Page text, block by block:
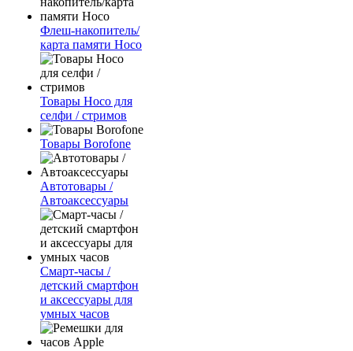
Флеш-накопитель/
карта памяти Hoco
Товары Hoco для
селфи / стримов
Товары Borofone
Автотовары /
Автоаксессуары
Смарт-часы /
детский смартфон
и аксессуары для
умных часов